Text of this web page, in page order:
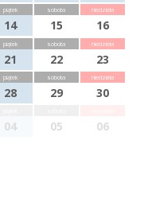
piątek
14
sobota
15
niedziela
16
piątek
21
sobota
22
niedziela
23
piątek
28
sobota
29
niedziela
30
04 05 06